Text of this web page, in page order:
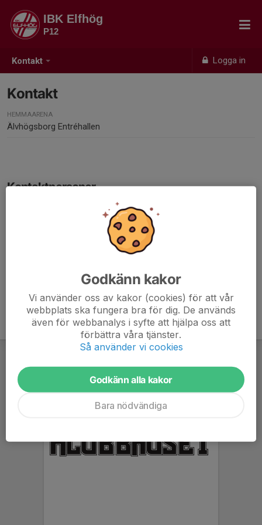
Kontakt Logga in
IBK Elfhög
P12
Kontakt
HEMMAARENA
Älvhögsborg Entréhallen
Kontaktpersoner
Peter Ångefors
angefors@hotmail.com
Godkänn kakor
Vi använder oss av kakor (cookies) för att vår
webbplats ska fungera bra för dig. De används
även för webbanalys i syfte att hjälpa oss att
förbättra våra tjänster.
Så använder vi cookies
Godkänn alla kakor
Bara nödvändiga